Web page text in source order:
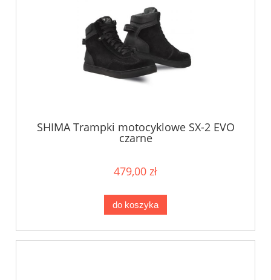
SHIMA Trampki motocyklowe SX-2 EVO
czarne
479,00 zł
do koszyka